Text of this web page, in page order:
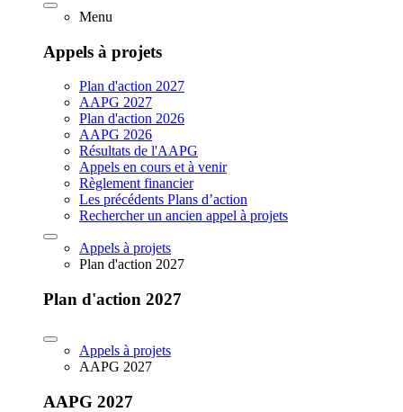
Menu
Appels à projets
Plan d'action 2027
AAPG 2027
Plan d'action 2026
AAPG 2026
Résultats de l'AAPG
Appels en cours et à venir
Règlement financier
Les précédents Plans d’action
Rechercher un ancien appel à projets
Appels à projets
Plan d'action 2027
Plan d'action 2027
Appels à projets
AAPG 2027
AAPG 2027